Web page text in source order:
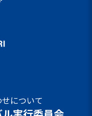
について